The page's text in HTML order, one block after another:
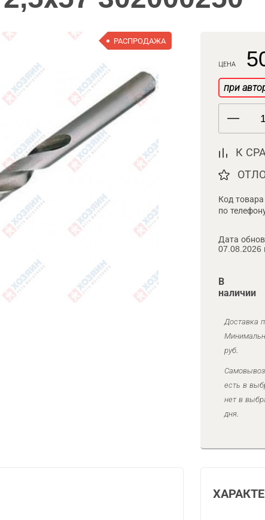
РАСПРОДАЖА
ЦЕНА
при
К
Код
по
Дата
07.08.2026
В
наличии
Доставка
руб.
есть в
нет в
дня.